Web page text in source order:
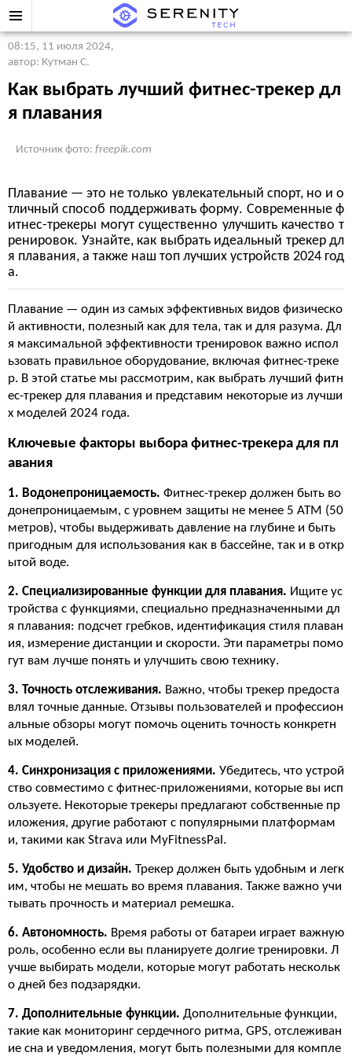
08:15, 11 июля 2024,
автор: Кутман С.
Как выбрать лучший фитнес-трекер дл
я плавания
Источник фото: freepik.com
Плавание — это не только увлекательный спорт, но и о
тличный способ поддерживать форму. Современные ф
итнес-трекеры могут существенно улучшить качество т
ренировок. Узнайте, как выбрать идеальный трекер дл
я плавания, а также наш топ лучших устройств 2024 год
а.
Плавание — один из самых эффективных видов физическо
й активности, полезный как для тела, так и для разума. Дл
я максимальной эффективности тренировок важно испол
ьзовать правильное оборудование, включая фитнес-треке
р. В этой статье мы рассмотрим, как выбрать лучший фитн
ес-трекер для плавания и представим некоторые из лучши
х моделей 2024 года.
Ключевые факторы выбора фитнес-трекера для пл
авания
1. Водонепроницаемость. Фитнес-трекер должен быть во
донепроницаемым, с уровнем защиты не менее 5 ATM (50
метров), чтобы выдерживать давление на глубине и быть
пригодным для использования как в бассейне, так и в откр
ытой воде.
2. Специализированные функции для плавания. Ищите ус
тройства с функциями, специально предназначенными дл
я плавания: подсчет гребков, идентификация стиля плаван
ия, измерение дистанции и скорости. Эти параметры помо
гут вам лучше понять и улучшить свою технику.
3. Точность отслеживания. Важно, чтобы трекер предоста
влял точные данные. Отзывы пользователей и профессион
альные обзоры могут помочь оценить точность конкретн
ых моделей.
4. Синхронизация с приложениями. Убедитесь, что устрой
ство совместимо с фитнес-приложениями, которые вы исп
ользуете. Некоторые трекеры предлагают собственные пр
иложения, другие работают с популярными платформам
и, такими как Strava или MyFitnessPal.
5. Удобство и дизайн. Трекер должен быть удобным и легк
им, чтобы не мешать во время плавания. Также важно учи
тывать прочность и материал ремешка.
6. Автономность. Время работы от батареи играет важную
роль, особенно если вы планируете долгие тренировки. Л
учше выбирать модели, которые могут работать нескольк
о дней без подзарядки.
7. Дополнительные функции. Дополнительные функции,
такие как мониторинг сердечного ритма, GPS, отслеживан
ие сна и уведомления, могут быть полезными для компле